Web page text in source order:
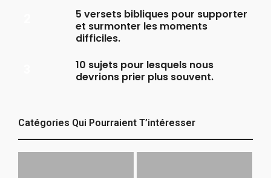
5 versets bibliques pour supporter
et surmonter les moments
difficiles.
10 sujets pour lesquels nous
devrions prier plus souvent.
Catégories Qui Pourraient T’intéresser